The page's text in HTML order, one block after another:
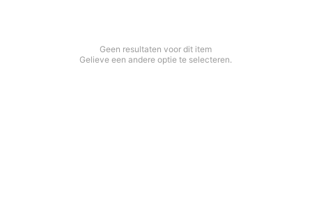
Geen resultaten voor dit item
Gelieve een andere optie te selecteren.